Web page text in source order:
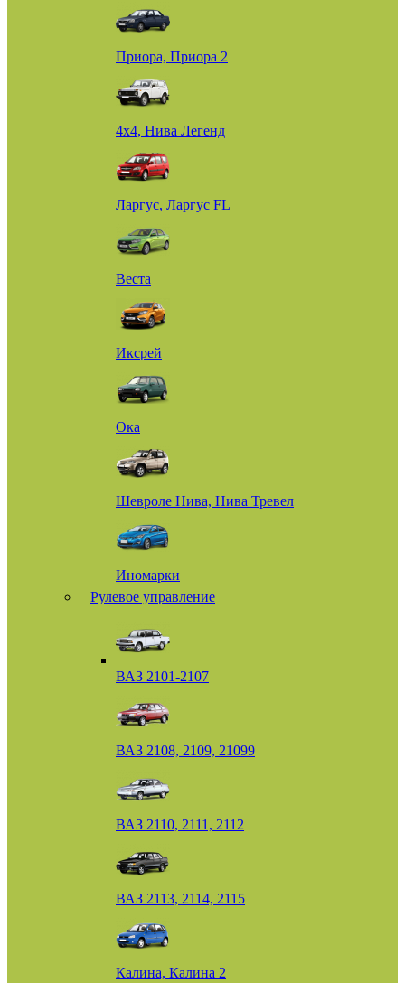
Приора, Приора 2
4х4, Нива Легенд
Ларгус, Ларгус FL
Веста
Иксрей
Ока
Шевроле Нива, Нива Тревел
Иномарки
Рулевое управление
ВАЗ 2101-2107
ВАЗ 2108, 2109, 21099
ВАЗ 2110, 2111, 2112
ВАЗ 2113, 2114, 2115
Калина, Калина 2